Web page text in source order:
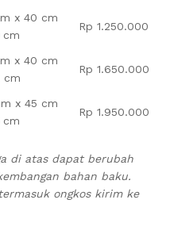
x 40 cm
cm
Rp 1.250.000
x 40 cm
cm
Rp 1.650.000
x 45 cm
cm
Rp 1.950.000
di atas dapat berubah
bahan baku.
ongkos kirim ke